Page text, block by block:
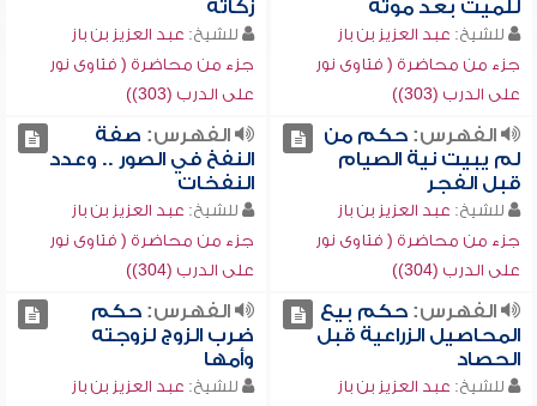
للميت بعد موته
للشيخ: عبد العزيز بن باز
جزء من محاضرة ( فتاوى نور
على الدرب (303))
زكاته
للشيخ: عبد العزيز بن باز
جزء من محاضرة ( فتاوى نور
على الدرب (303))
الفهرس:حكم من
لم يبيت نية الصيام
قبل الفجر
للشيخ: عبد العزيز بن باز
جزء من محاضرة ( فتاوى نور
على الدرب (304))
الفهرس: صفة
النفخ في الصور .. وعدد
النفخات
للشيخ: عبد العزيز بن باز
جزء من محاضرة ( فتاوى نور
على الدرب (304))
الفهرس:حكم بيع
المحاصيل الزراعية قبل
الحصاد
للشيخ: عبد العزيز بن باز
الفهرس:حكم
ضرب الزوج لزوجته
وأمها
للشيخ: عبد العزيز بن باز